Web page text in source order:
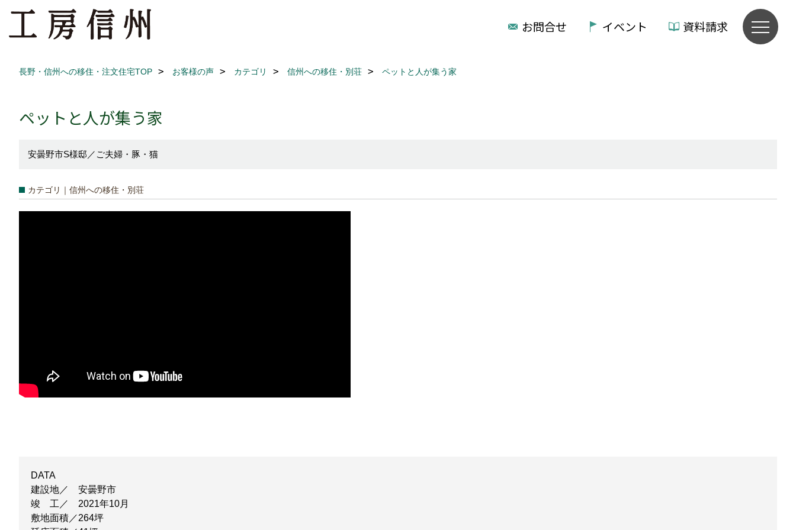
お問合せ イベント 資料請求
長野・信州への移住・注文住宅TOP お客様の声 カテゴリ 信州への移住・別荘 ペットと人が集う家
ペットと人が集う家
安曇野市S様邸／ご夫婦・豚・猫
カテゴリ｜信州への移住・別荘
DATA
建設地／ 安曇野市
竣 工／ 2021年10月
敷地面積／264坪